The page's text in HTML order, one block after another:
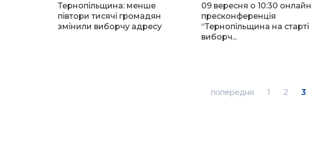
Тернопільщина: менше
півтори тисячі громадян
змінили виборчу адресу
09 вересня о 10:30 онлайн
пресконференція
“Тернопільщина на старті
виборч...
попередня 1 2 3